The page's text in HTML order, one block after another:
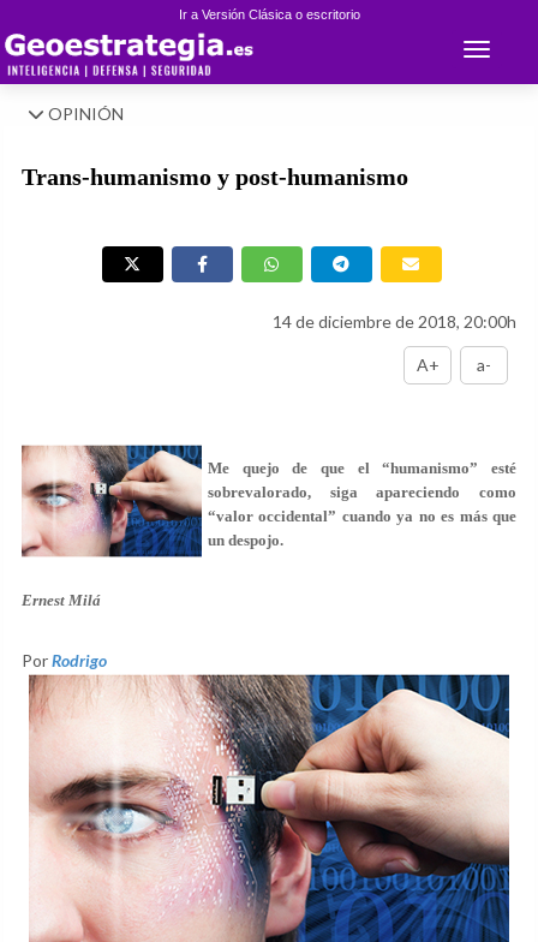
Ir a Versión Clásica o escritorio
Toggle
OPINIÓN
Trans-humanismo y post-humanismo
14 de diciembre de 2018, 20:00h
A+ a-
Me quejo de que el “humanismo” esté
sobrevalorado, siga apareciendo como
“valor occidental” cuando ya no es más que
un despojo.
Ernest Milá
PorRodrigo